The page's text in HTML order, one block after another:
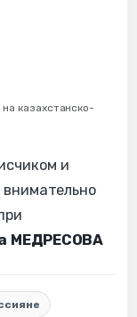
казахстанско-
и
МЕДРЕСОВА